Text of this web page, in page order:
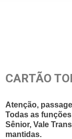
CARTÃO
Atenção,
Todas as
Sênior, Vale
mantidas.